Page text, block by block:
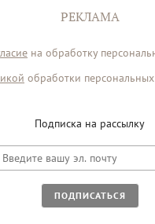
РЕКЛАМА
на обработку
обработки
Подписка на рассылку
ПОДПИСАТЬСЯ